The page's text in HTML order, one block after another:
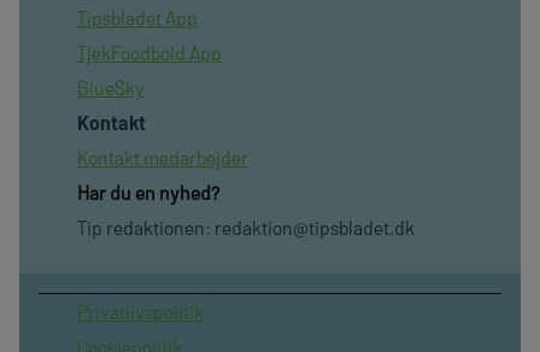
Tipsbladet App
TjekFoodbold App
BlueSky
Kontakt
Kontakt medarbejder
Har du en nyhed?
Tip redaktionen: redaktion@tipsbladet.dk
Privatilvspolitik
Cookiepolitik